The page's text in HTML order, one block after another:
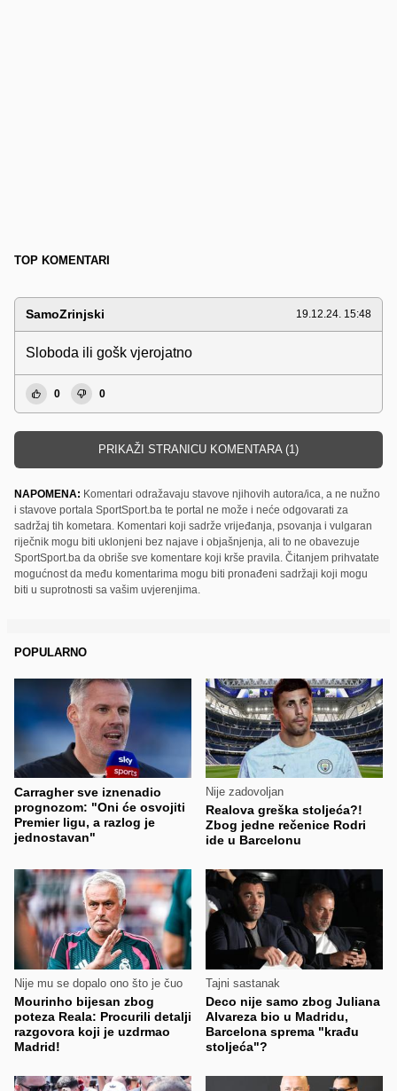
TOP KOMENTARI
SamoZrinjski 19.12.24. 15:48
Sloboda ili gošk vjerojatno
0 0
PRIKAŽI STRANICU KOMENTARA (1)
NAPOMENA: Komentari odražavaju stavove njihovih autora/ica, a ne nužno
i stavove portala SportSport.ba te portal ne može i neće odgovarati za
sadržaj tih kometara. Komentari koji sadrže vrijeđanja, psovanja i vulgaran
riječnik mogu biti uklonjeni bez najave i objašnjenja, ali to ne obavezuje
SportSport.ba da obriše sve komentare koji krše pravila. Čitanjem prihvatate
mogućnost da među komentarima mogu biti pronađeni sadržaji koji mogu
biti u suprotnosti sa vašim uvjerenjima.
POPULARNO
Carragher sve iznenadio
prognozom: "Oni će osvojiti
Premier ligu, a razlog je
jednostavan"
Nije zadovoljan
Realova greška stoljeća?!
Zbog jedne rečenice Rodri
ide u Barcelonu
Nije mu se dopalo ono što je čuo
Mourinho bijesan zbog
poteza Reala: Procurili detalji
razgovora koji je uzdrmao
Madrid!
Tajni sastanak
Deco nije samo zbog Juliana
Alvareza bio u Madridu,
Barcelona sprema "krađu
stoljeća"?